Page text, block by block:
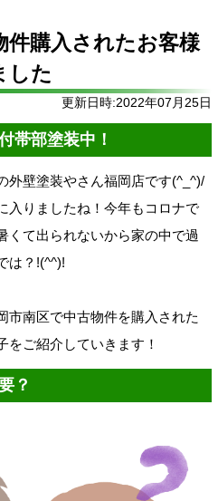
件購入されたお客様
した
更新日時:2022年07月25日
帯部塗装中！
外壁塗装やさん福岡店です(^_^)/
入りましたね！今年もコロナで
くて出られないから家の中で過
は？!(^^)!
市南区で中古物件を購入された
をご紹介していきます！
？